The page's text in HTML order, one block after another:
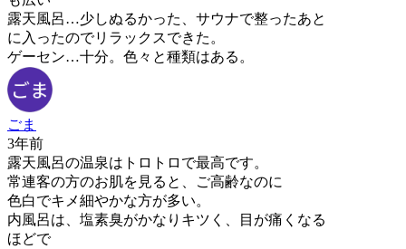
露天風呂…少しぬるかった、サウナで整ったあと
に入ったのでリラックスできた。
ゲーセン…十分。色々と種類はある。
ごま
3年前
露天風呂の温泉はトロトロで最高です。
常連客の方のお肌を見ると、ご高齢なのに
色白でキメ細やかな方が多い。
内風呂は、塩素臭がかなりキツく、目が痛くなる
ほどで